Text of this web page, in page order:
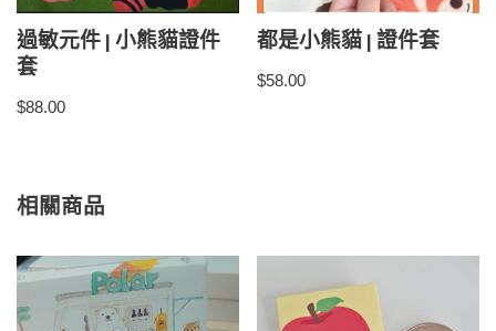
過敏元件 | 小熊貓證件
套
$88.00
都是小熊貓 | 證件套
$58.00
相關商品